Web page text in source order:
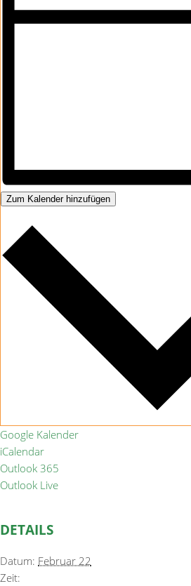
Zum Kalender hinzufügen
Google Kalender
iCalendar
Outlook 365
Outlook Live
DETAILS
Datum: Februar 22
Zeit: